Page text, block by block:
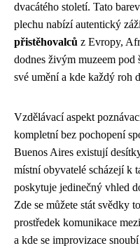
dvacátého století. Tato
plechu nabízí autentický
přistěhovalců z Evropy,
dodnes živým muzeem
své umění a kde každý roh
Vzdělávací aspekt
kompletní bez pochopení
Buenos Aires existují
místní obyvatelé scházejí k
poskytuje jedinečný vhled
Zde se můžete stát svědky
prostředek komunikace
a kde se improvizace